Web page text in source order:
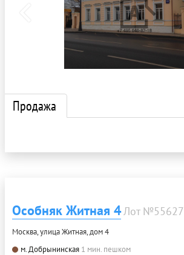
Продажа
Особняк Житная 4Лот №55627
Москва, улица Житная, дом 4
м. Добрынинская 1 мин. пешком